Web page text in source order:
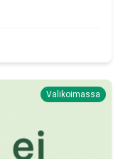
Valikoimassa